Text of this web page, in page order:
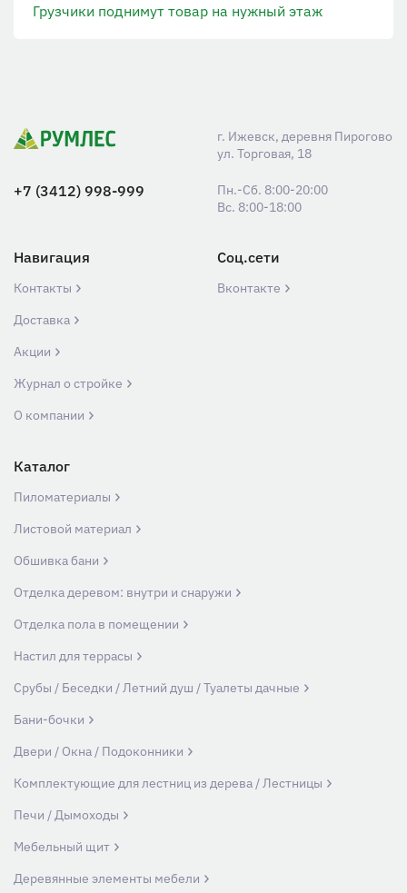
Грузчики поднимут товар на нужный этаж
г. Ижевск, деревня Пирогово
ул. Торговая, 18
+7 (3412) 998-999
Пн.-Сб. 8:00-20:00
Вс. 8:00-18:00
Навигация
Контакты
Доставка
Акции
Журнал о стройке
О компании
Соц.сети
Вконтакте
Каталог
Пиломатериалы
Листовой материал
Обшивка бани
Отделка деревом: внутри и снаружи
Отделка пола в помещении
Настил для террасы
Срубы / Беседки / Летний душ / Туалеты дачные
Бани-бочки
Двери / Окна / Подоконники
Комплектующие для лестниц из дерева / Лестницы
Печи / Дымоходы
Мебельный щит
Деревянные элементы мебели